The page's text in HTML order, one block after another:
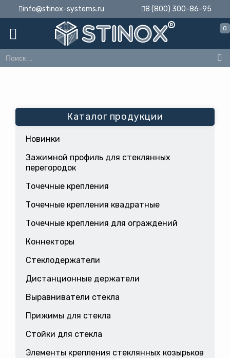
info@stinox-systems.ru 8 (800) 300-86-95
0
Каталог продукции
Новинки
Зажимной профиль для стеклянных
перегородок
Точечные крепления
Точечные крепления квадратные
Точечные крепления для ограждений
Коннекторы
Стеклодержатели
Дистанционные держатели
Выравниватели стекла
Прижимы для стекла
Стойки для стекла
Элементы крепления стеклянных козырьков